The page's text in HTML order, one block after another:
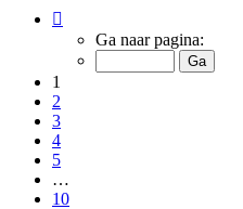
van
Ga naar pagina:
1
2
3
4
5
…
10